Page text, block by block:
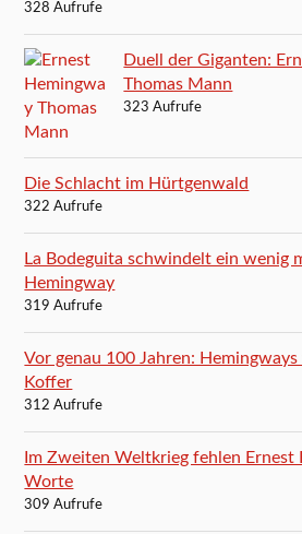
328 Aufrufe
Duell der Giganten:
Thomas Mann
323 Aufrufe
Die Schlacht im Hürtgenwald
322 Aufrufe
La Bodeguita schwindelt ein wenig
Hemingway
319 Aufrufe
Vor genau 100 Jahren:
Koffer
312 Aufrufe
Im Zweiten Weltkrieg fehlen Ernest
Worte
309 Aufrufe